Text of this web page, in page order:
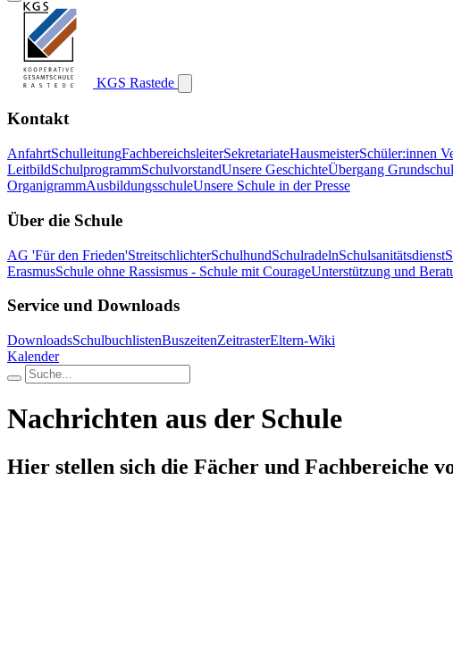
KGS Rastede
Kontakt
AnfahrtSchulleitungFachbereichsleiterSekretariateHausmeisterSchüler:innen
LeitbildSchulprogrammSchulvorstandUnsere GeschichteÜbergang
OrganigrammAusbildungsschuleUnsere Schule in der Presse
Über die Schule
AG 'Für den Frieden'StreitschlichterSchulhundSchulradelnSchulsanitätsdienst
ErasmusSchule ohne Rassismus - Schule mit CourageUnterstützung und
Service und Downloads
DownloadsSchulbuchlistenBuszeitenZeitrasterEltern-Wiki
Kalender
Nachrichten aus der Schule
Hier stellen sich die Fächer und Fachbereiche